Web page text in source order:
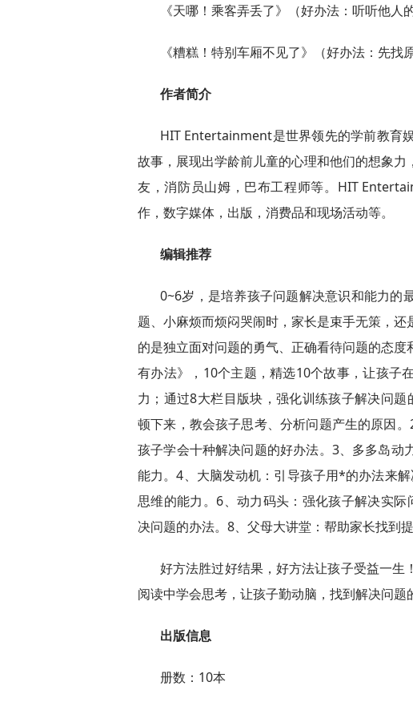
《天哪！乘客弄丢了》（好办法：听听他人
《糟糕！特别车厢不见了》（好办法：先找
作者简介
HIT Entertainment是世界领先的学前教育
故事，展现出学龄前儿童的心理和他们的想象
友，消防员山姆，巴布工程师等。HIT
作，数字媒体，出版，消费品和现场活动等。
编辑推荐
0~6岁，是培养孩子问题解决意识和能力的
题、小麻烦而烦闷哭闹时，家长是束手无策，
的是独立面对问题的勇气、正确看待问题的态
有办法》，10个主题，精选10个故事，让孩子
力；通过8大栏目版块，强化训练孩子解决问
顿下来，教会孩子思考、分析问题产生的原因
孩子学会十种解决问题的好办法。3、多多岛动
能力。4、大脑发动机：引导孩子用*的办法来
思维的能力。6、动力码头：强化孩子解决实
决问题的办法。8、父母大讲堂：帮助家长找到
好方法胜过好结果，好方法让孩子受益一
阅读中学会思考，让孩子勤动脑，找到解决问题
出版信息
册数：10本